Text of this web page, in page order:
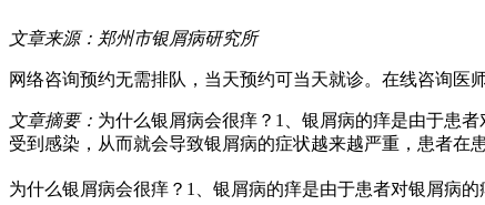
文章来源： 郑州市银屑病研究所
网络咨询预约无需排队，当天预约可当天就诊。 在线咨询医
文章摘要： 为什么银屑病会很痒？1、银屑病的痒是由于患
受到感染，从而就会导致银屑病的症状越来越严重，患者在
为什么银屑病会很痒？1、银屑病的痒是由于患者对银屑病